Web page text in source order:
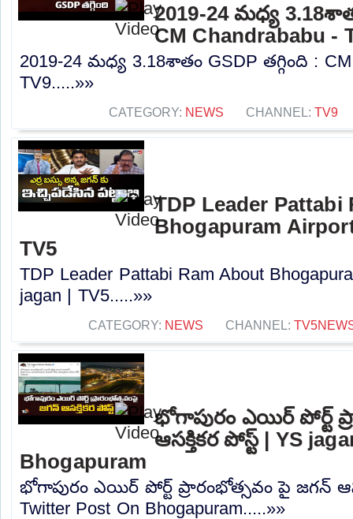
2019-24 మధ్య
CM Chandrababu -
2019-24 మధ్య 3.18శాతం GSDP తగ్గింది : CM
TV9.....»»
CATEGORY: NEWS CHANNEL: TV9
TDP Leader Pattabi
Bhogapuram
TV5
TDP Leader Pattabi Ram About
jagan | TV5.....»»
CATEGORY: NEWS CHANNEL:
భోగాపురం ఎయిర్ పోర్ట్
ఆసక్తికర పోస్ట్ | YS
Bhogapuram
భోగాపురం ఎయిర్ పోర్ట్ ప్రారంభోత్సవం పై జగన్
Twitter Post On Bhogapuram.....»»